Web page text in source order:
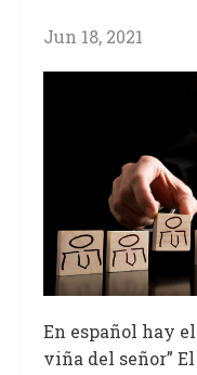
Jun 18, 2021
En español hay
viña del señor”